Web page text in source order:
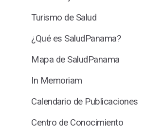
Turismo de Salud
¿Qué es SaludPanama?
Mapa de SaludPanama
In Memoriam
Calendario de Publicaciones
Centro de Conocimiento